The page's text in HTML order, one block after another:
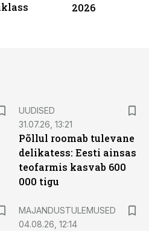
2026
UUDISED
31.07.26, 13:21
Põllul roomab tulevane
delikatess: Eesti ainsas
teofarmis kasvab 600
000 tigu
MAJANDUSTULEMUSED
04.08.26, 12:14